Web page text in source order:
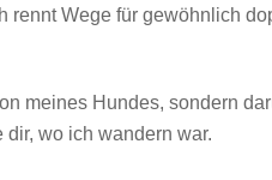
Wege für gewöhnlich
meines Hundes, sondern
wo ich wandern war.